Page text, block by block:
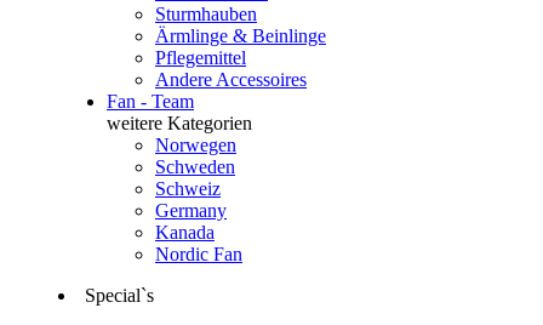
Sturmhauben
Ärmlinge & Beinlinge
Pflegemittel
Andere Accessoires
Fan - Team
weitere Kategorien
Norwegen
Schweden
Schweiz
Germany
Kanada
Nordic Fan
Special`s